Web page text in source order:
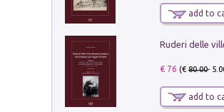
add to
€ 76 (€80.00-
add to